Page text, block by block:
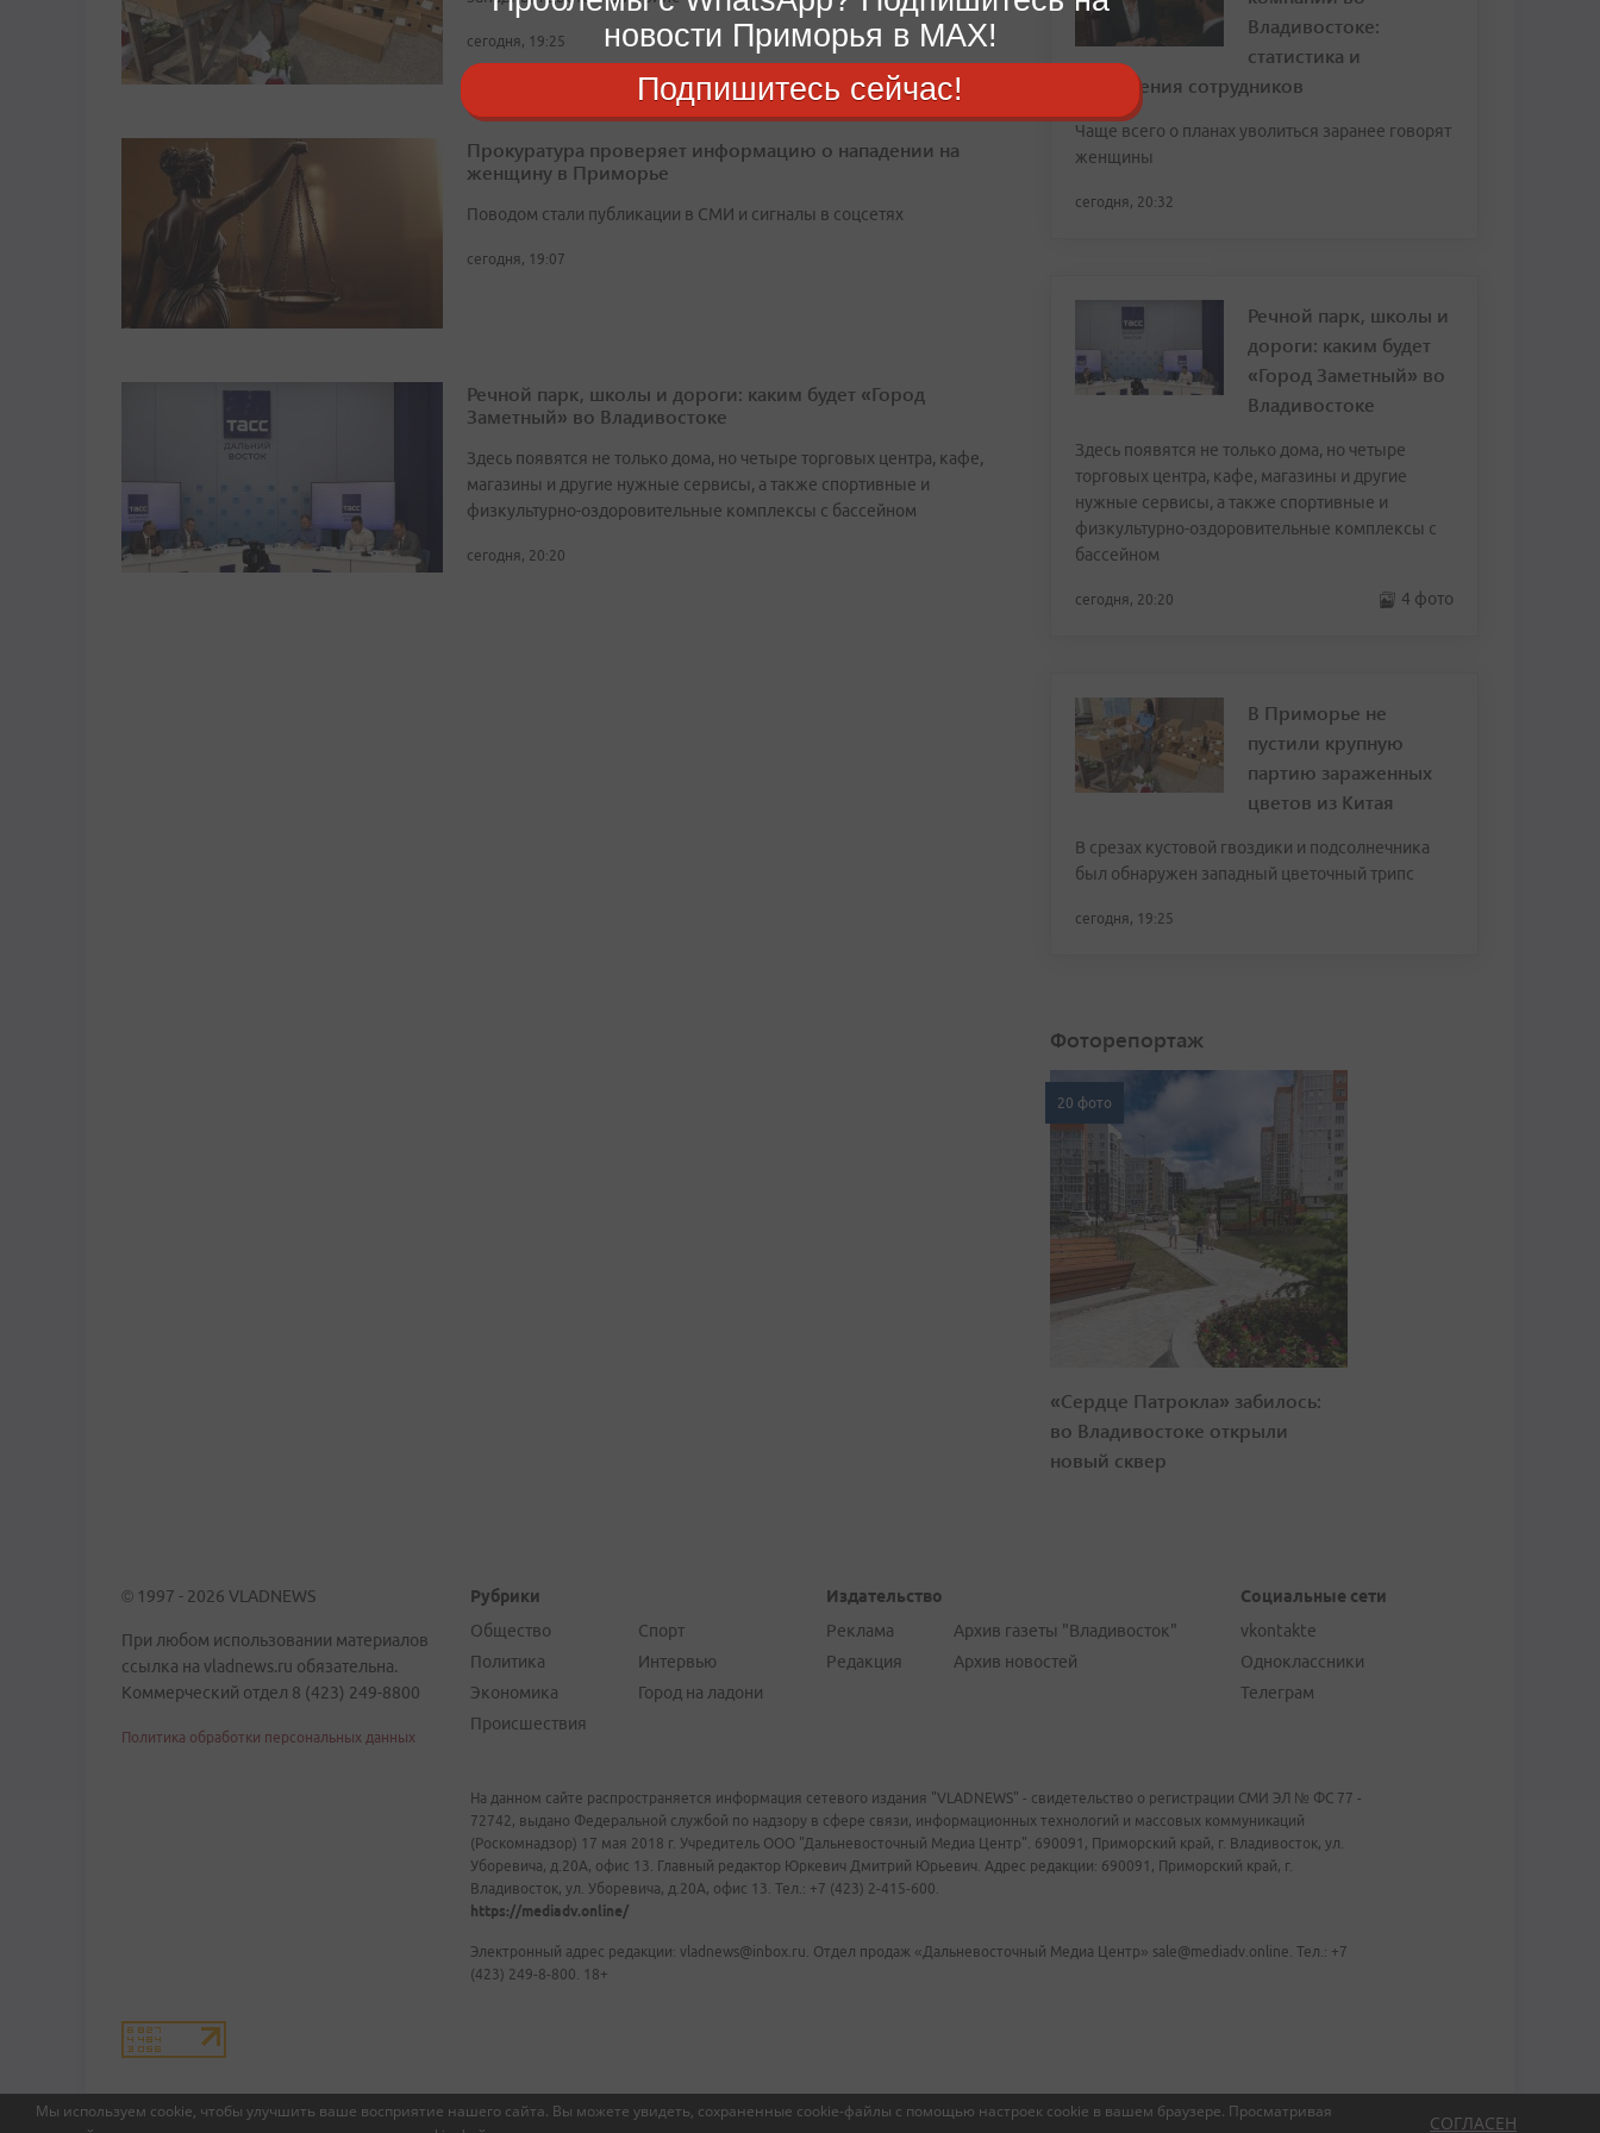
Мы используем cookie, чтобы улучшить ваше восприятие нашего сайта. Вы можете увидеть, сохраненные cookie-файлы с помощью настроек cookie в вашем браузере. Просматривая
СОГЛАСЕН
сегодня, 19:25
Прокуратура проверяет информацию о нападении на
женщину в Приморье
Поводом стали публикации в СМИ и сигналы в соцсетях
сегодня, 19:07
Речной парк, школы и дороги: каким будет «Город
Заметный» во Владивостоке
Здесь появятся не только дома, но четыре торговых центра, кафе,
магазины и другие нужные сервисы, а также спортивные и
физкультурно-оздоровительные комплексы с бассейном
сегодня, 20:20
Владивостоке:
статистика и
откровения сотрудников
Чаще всего о планах уволиться заранее говорят
женщины
сегодня, 20:32
Речной парк, школы и
дороги: каким будет
«Город Заметный» во
Владивостоке
Здесь появятся не только дома, но четыре
торговых центра, кафе, магазины и другие
нужные сервисы, а также спортивные и
физкультурно-оздоровительные комплексы с
бассейном
сегодня, 20:20 4 фото
В Приморье не
пустили крупную
партию зараженных
цветов из Китая
В срезах кустовой гвоздики и подсолнечника
был обнаружен западный цветочный трипс
сегодня, 19:25
Фоторепортаж
20 фото
«Сердце Патрокла» забилось:
во Владивостоке открыли
новый сквер
© 1997 - 2026 VLADNEWS
При любом использовании материалов
ссылка на vladnews.ru обязательна.
Коммерческий отдел 8 (423) 249-8800
Политика обработки персональных данных
Рубрики
Общество
Политика
Экономика
Происшествия
Спорт
Интервью
Город на ладони
Издательство
Реклама
Редакция
Архив газеты "Владивосток"
Архив новостей
Социальные сети
vkontakte
Одноклассники
Телеграм
На данном сайте распространяется информация сетевого издания "VLADNEWS" - свидетельство о регистрации СМИ ЭЛ № ФС 77 -
72742, выдано Федеральной службой по надзору в сфере связи, информационных технологий и массовых коммуникаций
(Роскомнадзор) 17 мая 2018 г. Учредитель ООО "Дальневосточный Медиа Центр". 690091, Приморский край, г. Владивосток, ул.
Уборевича, д.20А, офис 13. Главный редактор Юркевич Дмитрий Юрьевич. Адрес редакции: 690091, Приморский край, г.
Владивосток, ул. Уборевича, д.20А, офис 13. Тел.: +7 (423) 2-415-600.
https://mediadv.online/
Электронный адрес редакции: vladnews@inbox.ru. Отдел продаж «Дальневосточный Медиа Центр» sale@mediadv.online. Тел.: +7
(423) 249-8-800. 18+
новости Приморья в MAX!
Подпишитесь сейчас!